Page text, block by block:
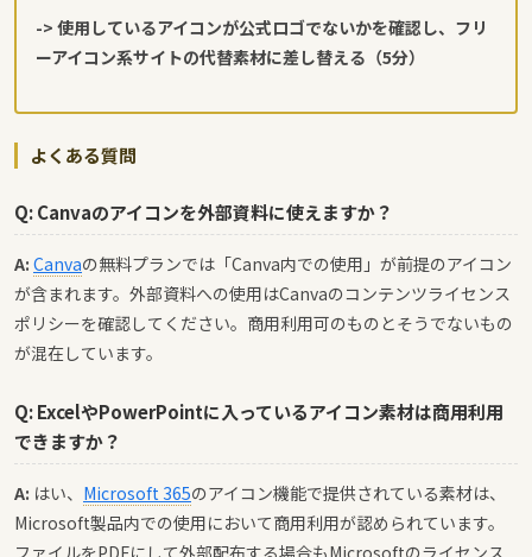
-> 使用しているアイコンが公式ロゴでないかを確認し、フリ
ーアイコン系サイトの代替素材に差し替える（5分）
よくある質問
Q: Canvaのアイコンを外部資料に使えますか？
A: Canvaの無料プランでは「Canva内での使用」が前提のアイコン
が含まれます。外部資料への使用はCanvaのコンテンツライセンス
ポリシーを確認してください。商用利用可のものとそうでないもの
が混在しています。
Q: ExcelやPowerPointに入っているアイコン素材は商用利用
できますか？
A: はい、 Microsoft 365のアイコン機能で提供されている素材は、
Microsoft製品内での使用において商用利用が認められています。